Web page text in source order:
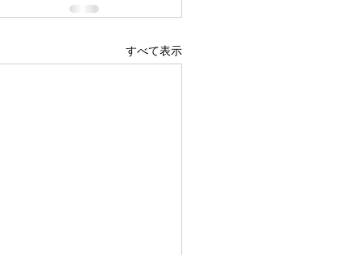
すべて表示